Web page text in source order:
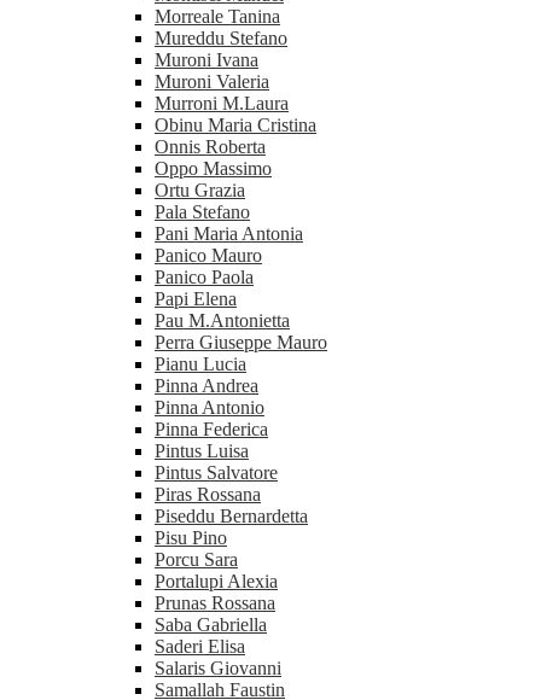
Morreale Tanina
Mureddu Stefano
Muroni Ivana
Muroni Valeria
Murroni M.Laura
Obinu Maria Cristina
Onnis Roberta
Oppo Massimo
Ortu Grazia
Pala Stefano
Pani Maria Antonia
Panico Mauro
Panico Paola
Papi Elena
Pau M.Antonietta
Perra Giuseppe Mauro
Pianu Lucia
Pinna Andrea
Pinna Antonio
Pinna Federica
Pintus Luisa
Pintus Salvatore
Piras Rossana
Piseddu Bernardetta
Pisu Pino
Porcu Sara
Portalupi Alexia
Prunas Rossana
Saba Gabriella
Saderi Elisa
Salaris Giovanni
Samallah Faustin